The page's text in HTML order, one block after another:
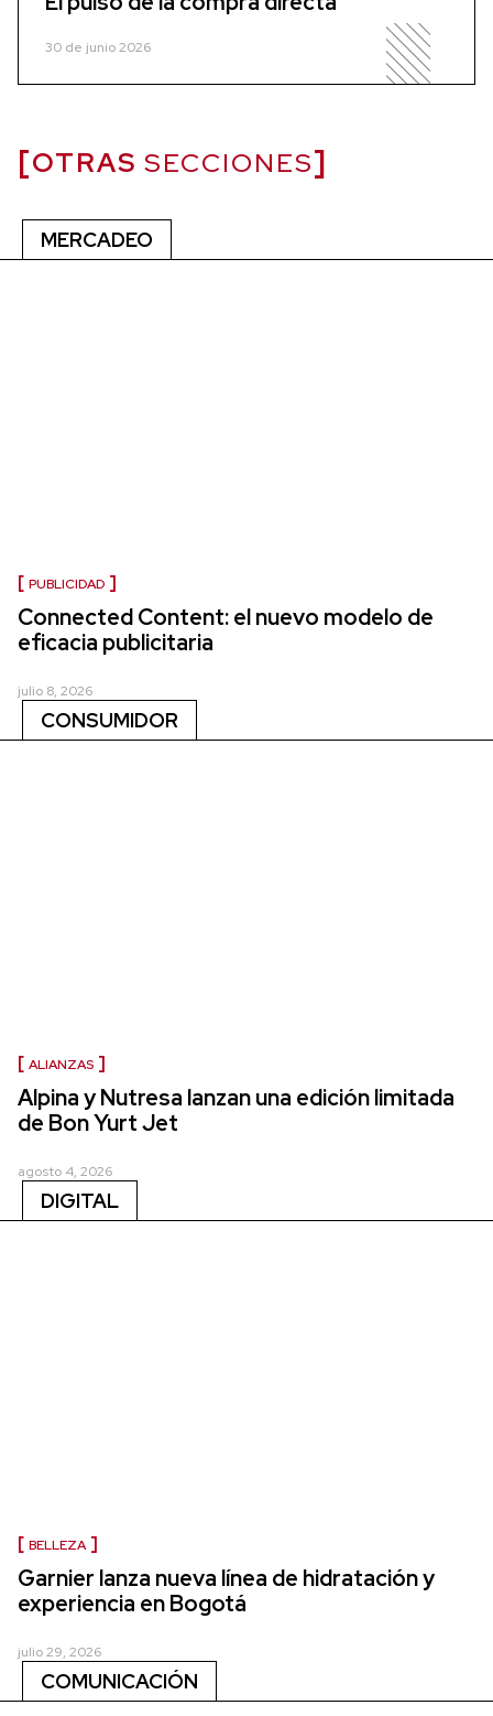
30 de junio 2026
OTRAS SECCIONES
MERCADEO
PUBLICIDAD
Connected Content: el nuevo modelo de
eficacia publicitaria
julio 8, 2026
CONSUMIDOR
ALIANZAS
Alpina y Nutresa lanzan una edición limitada
de Bon Yurt Jet
agosto 4, 2026
DIGITAL
BELLEZA
Garnier lanza nueva línea de hidratación y
experiencia en Bogotá
julio 29, 2026
COMUNICACIÓN